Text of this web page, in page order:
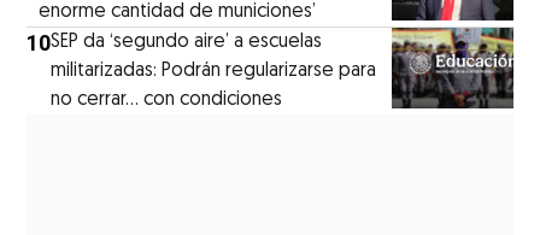
enorme cantidad de municiones’
10SEP da ‘segundo aire’ a escuelas
militarizadas: Podrán regularizarse para
no cerrar... con condiciones